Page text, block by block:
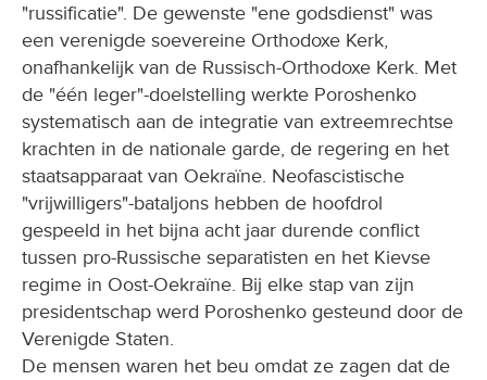
"russificatie". De gewenste "ene godsdienst" was
een verenigde soevereine Orthodoxe Kerk,
onafhankelijk van de Russisch-Orthodoxe Kerk. Met
de "één leger"-doelstelling werkte Poroshenko
systematisch aan de integratie van extreemrechtse
krachten in de nationale garde, de regering en het
staatsapparaat van Oekraïne. Neofascistische
"vrijwilligers"-bataljons hebben de hoofdrol
gespeeld in het bijna acht jaar durende conflict
tussen pro-Russische separatisten en het Kievse
regime in Oost-Oekraïne. Bij elke stap van zijn
presidentschap werd Poroshenko gesteund door de
Verenigde Staten.
De mensen waren het beu omdat ze zagen dat de